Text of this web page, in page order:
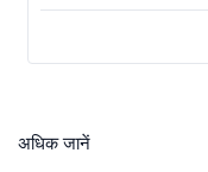
अधिक जानें